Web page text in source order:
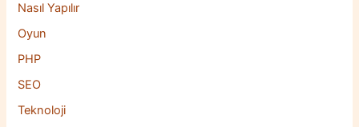
Nasıl Yapılır
Oyun
PHP
SEO
Teknoloji